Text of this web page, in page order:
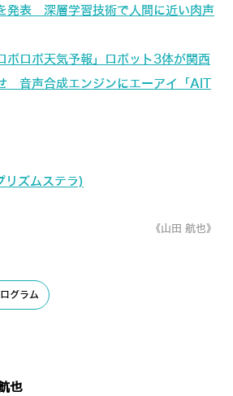
発表 深層学習技術で人間に近い肉声
ボロボ天気予報」ロボット3体が関西
音声合成エンジンにエーアイ「AIT
ズムステラ)
《山田 航也》
グラム
也